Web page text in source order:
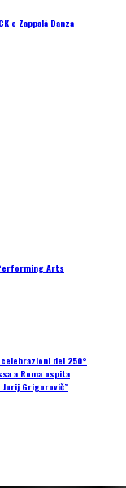
e Zappalà Danza
Arts
del 250°
a Roma ospita
Jurij Grigorovič”